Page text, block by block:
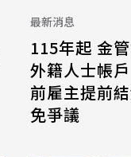
最新消息
115年起 金
外籍人士帳
前雇主提前
免爭議